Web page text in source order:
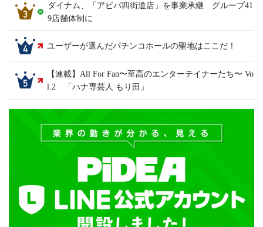
ダイナム、「アビバ四街道店」を事業承継 グループ41
9店舗体制に
ユーザーが選んだパチンコホールの聖地はここだ！
【連載】All For Fan〜至高のエンターテイナーたち〜 Vo
l.2 「ハナ専芸人 もり田」